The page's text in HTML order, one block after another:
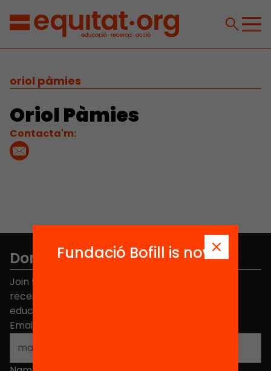
oriol pàmies
Oriol Pàmies
Contacta'm:
Don't miss anything.
Join the more than 40,000 people who already
receive news about initiatives and projects for
educational change in Catalonia.
Email address
Fundació Bofill is now